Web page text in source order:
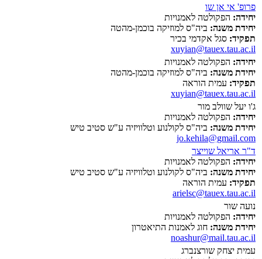
פרופ' אי אן שו
יחידה: הפקולטה לאמנויות
יחידת משנה: ביה"ס למוזיקה בוכמן-מהטה
תפקיד: סגל אקדמי בכיר
xuyian@tauex.tau.ac.il
יחידה: הפקולטה לאמנויות
יחידת משנה: ביה"ס למוזיקה בוכמן-מהטה
תפקיד: עמית הוראה
xuyian@tauex.tau.ac.il
ג'ו יעל שוולב מור
יחידה: הפקולטה לאמנויות
יחידת משנה: ביה"ס לקולנוע וטלוויזיה ע"ש סטיב טיש
jo.kehila@gmail.com
ד"ר אריאל שוייצר
יחידה: הפקולטה לאמנויות
יחידת משנה: ביה"ס לקולנוע וטלוויזיה ע"ש סטיב טיש
תפקיד: עמית הוראה
arielsc@tauex.tau.ac.il
נועה שור
יחידה: הפקולטה לאמנויות
יחידת משנה: חוג לאמנות התיאטרון
noashur@mail.tau.ac.il
עמית יצחק שורצנברג